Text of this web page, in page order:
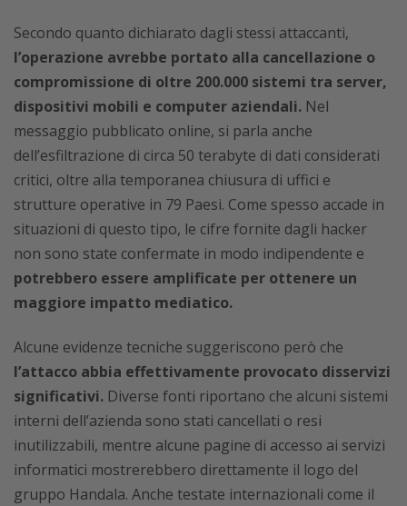
Secondo quanto dichiarato dagli stessi attaccanti,
l’operazione avrebbe portato alla cancellazione o
compromissione di oltre 200.000 sistemi tra server,
dispositivi mobili e computer aziendali. Nel
messaggio pubblicato online, si parla anche
dell’esfiltrazione di circa 50 terabyte di dati considerati
critici, oltre alla temporanea chiusura di uffici e
strutture operative in 79 Paesi. Come spesso accade in
situazioni di questo tipo, le cifre fornite dagli hacker
non sono state confermate in modo indipendente e
potrebbero essere amplificate per ottenere un
maggiore impatto mediatico.
Alcune evidenze tecniche suggeriscono però che
l’attacco abbia effettivamente provocato disservizi
significativi. Diverse fonti riportano che alcuni sistemi
interni dell’azienda sono stati cancellati o resi
inutilizzabili, mentre alcune pagine di accesso ai servizi
informatici mostrerebbero direttamente il logo del
gruppo Handala. Anche testate internazionali come il